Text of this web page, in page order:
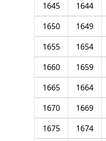
1644
1645
1649
1650
1654
1655
1659
1660
1664
1665
1669
1670
1674
1675